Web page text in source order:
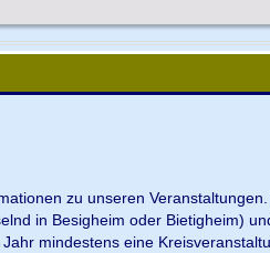
zu unseren
in Besigheim oder Bietigheim)
mindestens eine